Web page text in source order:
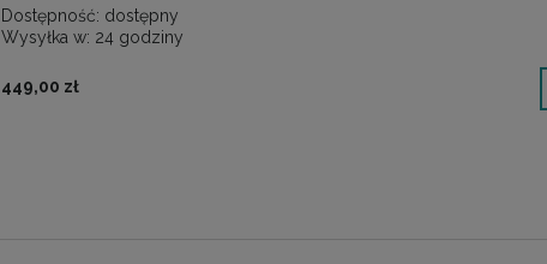
Dostępność: dostępny
Wysyłka w: 24 godziny
449,00 zł